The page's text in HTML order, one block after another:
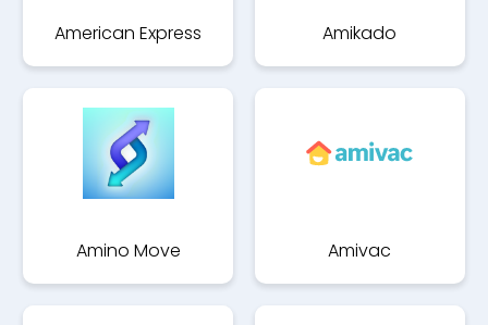
American Express Amikado
Amino Move Amivac